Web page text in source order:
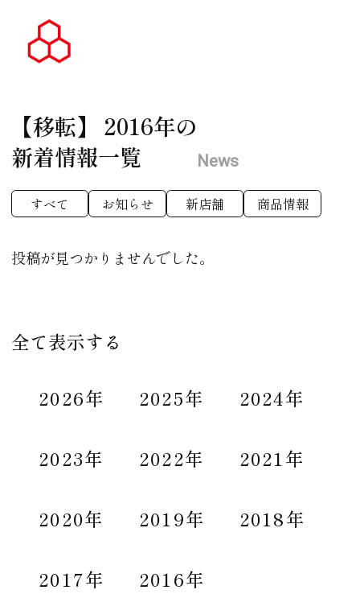
【移転】 2016年の
新着情報一覧
News
すべて お知らせ 新店舗 商品情報
投稿が見つかりませんでした。
全て表示する
2026年 2025年 2024年
2023年 2022年 2021年
2020年 2019年 2018年
2017年 2016年